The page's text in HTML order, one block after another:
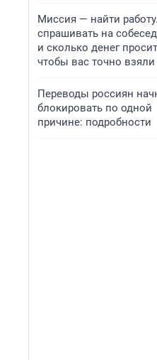
Миссия — найти
спрашивать на
и сколько денег
чтобы вас точно взяли
Переводы россиян
блокировать по одной
причине: подробности